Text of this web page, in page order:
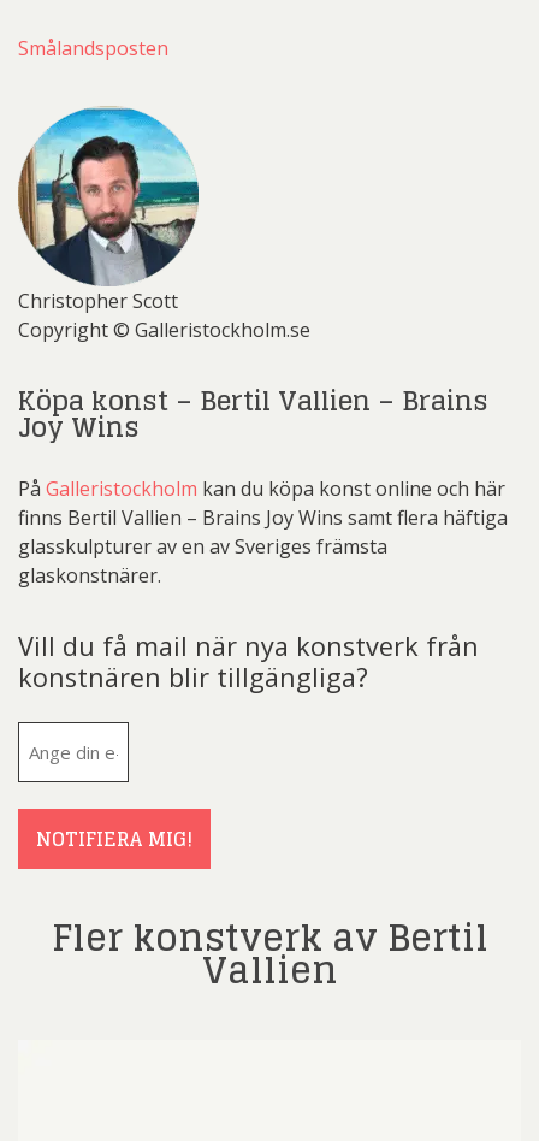
Smålandsposten
Christopher Scott
Copyright © Galleristockholm.se
Köpa konst – Bertil Vallien – Brains
Joy Wins
På Galleristockholm kan du köpa konst online och här
finns Bertil Vallien – Brains Joy Wins samt flera häftiga
glasskulpturer av en av Sveriges främsta
glaskonstnärer.
Vill du få mail när nya konstverk från
konstnären blir tillgängliga?
NOTIFIERA MIG!
Fler konstverk av Bertil
Vallien